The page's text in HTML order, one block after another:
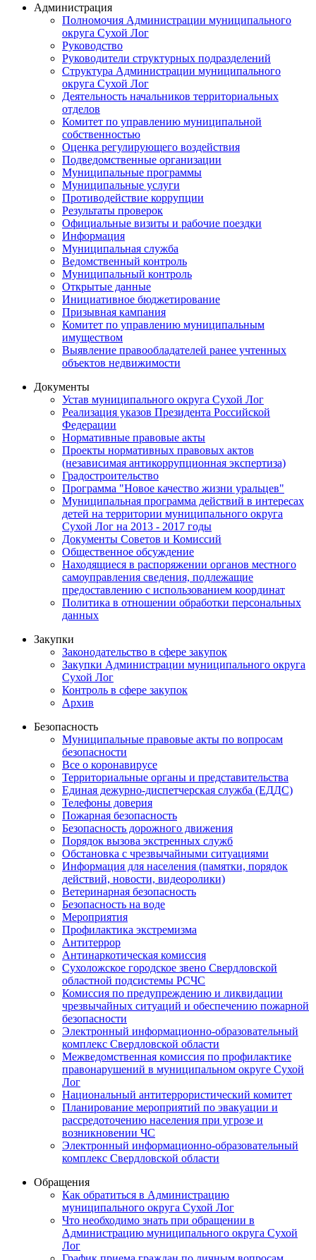
Администрация
Полномочия Администрации муниципального
округа Сухой Лог
Руководство
Руководители структурных подразделений
Структура Администрации муниципального
округа Сухой Лог
Деятельность начальников территориальных
отделов
Комитет по управлению муниципальной
собственностью
Оценка регулирующего воздействия
Подведомственные организации
Муниципальные программы
Муниципальные услуги
Противодействие коррупции
Результаты проверок
Официальные визиты и рабочие поездки
Информация
Муниципальная служба
Ведомственный контроль
Муниципальный контроль
Открытые данные
Инициативное бюджетирование
Призывная кампания
Комитет по управлению муниципальным
имуществом
Выявление правообладателей ранее учтенных
объектов недвижимости
Документы
Устав муниципального округа Сухой Лог
Реализация указов Президента Российской
Федерации
Нормативные правовые акты
Проекты нормативных правовых актов
(независимая антикоррупционная экспертиза)
Градостроительство
Программа "Новое качество жизни уральцев"
Муниципальная программа действий в интересах
детей на территории муниципального округа
Сухой Лог на 2013 - 2017 годы
Документы Советов и Комиссий
Общественное обсуждение
Находящиеся в распоряжении органов местного
самоуправления сведения, подлежащие
предоставлению с использованием координат
Политика в отношении обработки персональных
данных
Закупки
Законодательство в сфере закупок
Закупки Администрации муниципального округа
Сухой Лог
Контроль в сфере закупок
Архив
Безопасность
Муниципальные правовые акты по вопросам
безопасности
Все о коронавирусе
Территориальные органы и представительства
Единая дежурно-диспетчерская служба (ЕДДС)
Телефоны доверия
Пожарная безопасность
Безопасность дорожного движения
Порядок вызова экстренных служб
Обстановка с чрезвычайными ситуациями
Информация для населения (памятки, порядок
действий, новости, видеоролики)
Ветеринарная безопасность
Безопасность на воде
Мероприятия
Профилактика экстремизма
Антитеррор
Антинаркотическая комиссия
Сухоложское городское звено Свердловской
областной подсистемы РСЧС
Комиссия по предупреждению и ликвидации
чрезвычайных ситуаций и обеспечению пожарной
безопасности
Электронный информационно-образовательный
комплекс Cвердловской области
Межведомственная комиссия по профилактике
правонарушений в муниципальном округе Сухой
Лог
Национальный антитеррористический комитет
Планирование мероприятий по эвакуации и
рассредоточению населения при угрозе и
возникновении ЧС
Электронный информационно-образовательный
комплекс Свердловской области
Обращения
Как обратиться в Администрацию
муниципального округа Сухой Лог
Что необходимо знать при обращении в
Администрацию муниципального округа Сухой
Лог